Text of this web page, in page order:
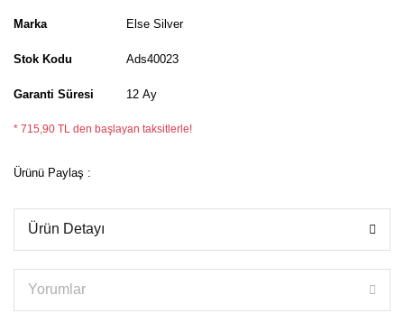
Marka Else Silver
Stok Kodu Ads40023
Garanti Süresi 12 Ay
* 715,90 TL den başlayan taksitlerle!
Ürünü Paylaş :
Ürün Detayı
Yorumlar